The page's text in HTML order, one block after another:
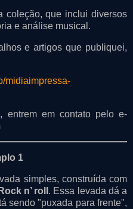
coleção, que inclui diversos
e análise musical.
e artigos que publiquei,
midiaimpressa-
entrem em contato pelo e-
1
simples, construída com
Rock n’ roll . Essa levada dá a
sendo "puxada para frente",